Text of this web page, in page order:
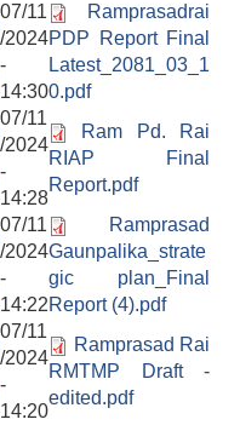
07/11
/2024
-
14:30
Ramprasadrai
PDP Report Final
Latest_2081_03_1
0.pdf
07/11
/2024
-
14:28
Ram Pd. Rai
RIAP Final
Report.pdf
07/11
/2024
-
14:22
Ramprasad
Gaunpalika_strate
gic plan_Final
Report (4).pdf
07/11
/2024
-
14:20
Ramprasad Rai
RMTMP Draft -
edited.pdf